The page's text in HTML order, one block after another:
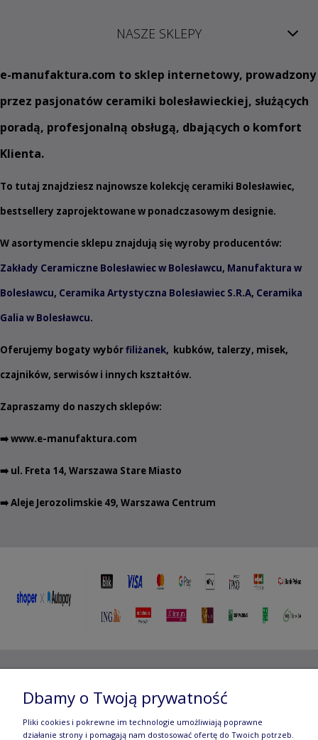
NASZE SKLEPY
e-manufaktura.com to sklep internetowy, prowadzony
przez pasjonatów ceramiki bolesławieckiej, służących
poradą, profesjonalną obsługą, dbających o komfort
Klienta.
To tutaj znajdziesz najnowsze kolekcję ceramiki Bolesławiec,
bestsellery zaprojektowane w ponadczasowym designie.
W asortymencie sklepu znajdują się wyroby producentów:
Zakłady Ceramiczne Bolesławiec w Bolesławcu, Manufaktura w
Bolesławcu, Ceramika Artystyczna Bolesławiec S.R.A, Ceramika
Galia w Bolesławcu.
Oferujemy bogaty wybórfiliżanek, kubków, talerzy, misek,
czajników, serwisów i innych kształtów.
Zapraszamy do naszych sklepów:
➡️www.e-manufaktura.com
➡️ ul. Freta 14, Warszawa Stare Miasto
➡️ Aleje Jerozolimskie 49, Warszawa Centrum
Jerozolimskie 49, 00-696 Warszawa | e-mail:
manufaktura.com|
Dbamy o Twoją prywatność
Pliki cookies i pokrewne im technologie umożliwiają poprawne
działanie strony i pomagają nam dostosować ofertę do Twoich potrzeb.